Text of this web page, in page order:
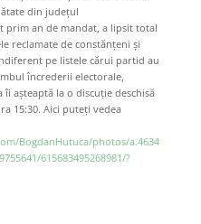
din județul
prim an de mandat, a lipsit total
reclamate de constănțeni și
pe listele cărui partid au
încrederii electorale,
îi așteaptă la o discuție deschisă
15:30. Aici puteți vedea
BogdanHutuca/photos/a.4634
615683495268981/?